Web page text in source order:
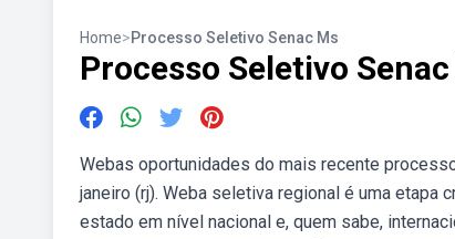
Home>Processo Seletivo Senac Ms
Processo Seletivo
Webas oportunidades do mais recente
janeiro (rj). Weba seletiva regional é uma etapa
estado em nível nacional e, quem sabe,